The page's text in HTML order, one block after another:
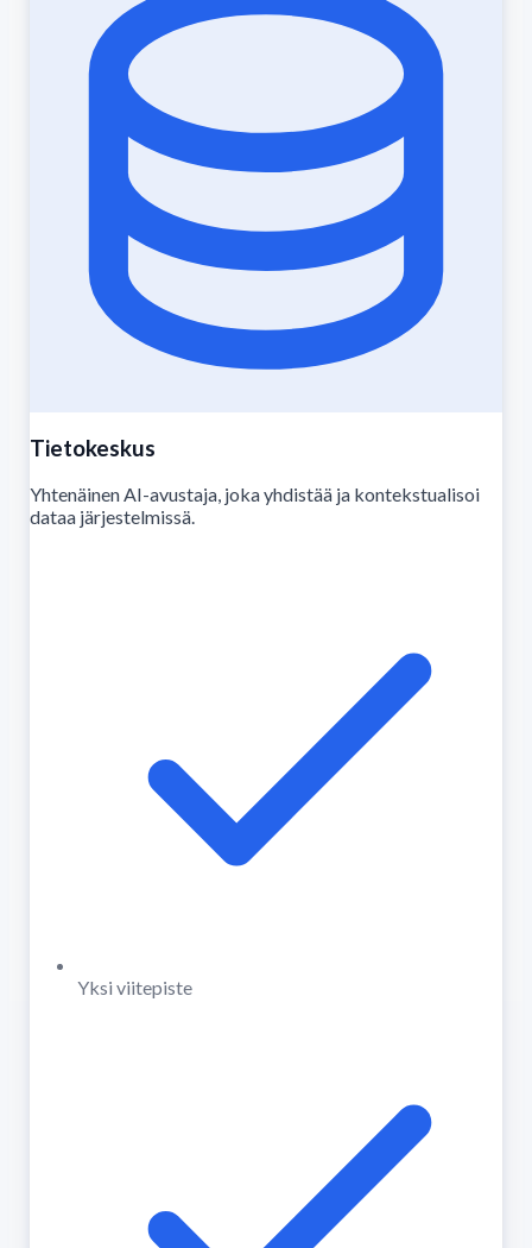
Tietokeskus
Yhtenäinen AI-avustaja, joka yhdistää ja kontekstualisoi
dataa järjestelmissä.
Yksi viitepiste